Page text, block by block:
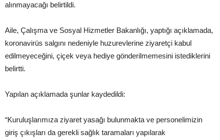
alınmayacağı belirtildi.
Aile, Çalışma ve Sosyal Hizmetler Bakanlığı, yaptığı açıklamada,
koronavirüs salgını nedeniyle huzurevlerine ziyaretçi kabul
edilmeyeceğini, çiçek veya hediye gönderilmemesini istediklerini
belirtti.
Yapılan açıklamada şunlar kaydedildi:
“Kuruluşlarımıza ziyaret yasağı bulunmakta ve personelimizin
giriş çıkışları da gerekli sağlık taramaları yapılarak